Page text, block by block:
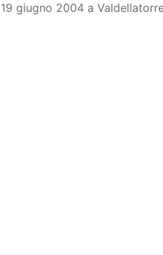
19 giugno 2004 a